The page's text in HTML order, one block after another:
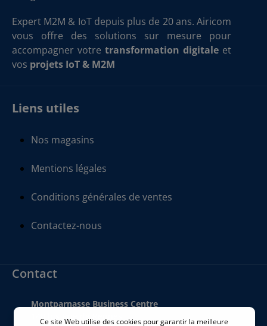
Expert M2M & IoT depuis plus de 20 ans. Airicom
vous offre des solutions sur mesure pour
accompagner votre transformation digitale et
vos projets IoT & M2M
Liens utiles
Nos magasins
Mentions légales
Conditions générales de ventes
Contactez-nous
Contact
Montparnasse Business Centre
140 bis Rue de Rennes
Ce site Web utilise des cookies pour garantir la meilleure